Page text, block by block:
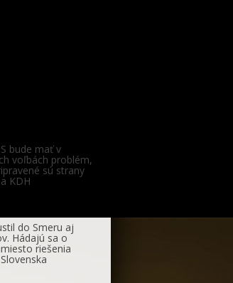
bude mať v
voľbách problém,
sú strany
KDH
do Smeru aj
Hádajú sa o
riešenia